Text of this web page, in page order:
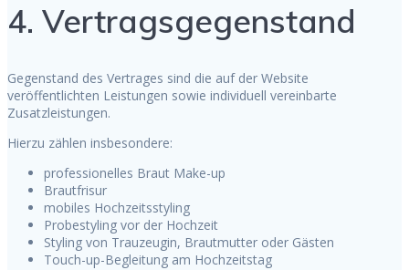
4. Vertragsgegenstand
Gegenstand des Vertrages sind die auf der Website
veröffentlichten Leistungen sowie individuell vereinbarte
Zusatzleistungen.
Hierzu zählen insbesondere:
professionelles Braut Make-up
Brautfrisur
mobiles Hochzeitsstyling
Probestyling vor der Hochzeit
Styling von Trauzeugin, Brautmutter oder Gästen
Touch-up-Begleitung am Hochzeitstag